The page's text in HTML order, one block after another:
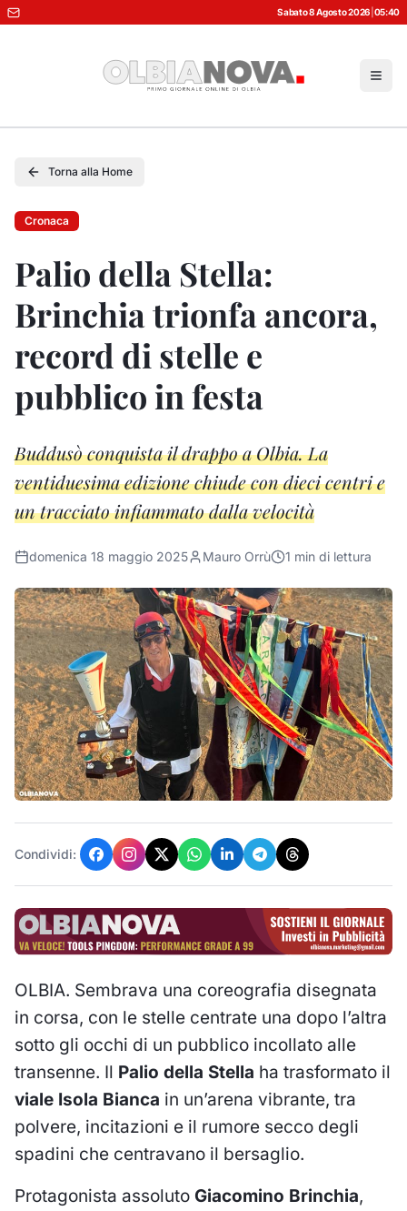
Sabato 8 Agosto 2026 05:40
Torna alla Home
Cronaca
Palio della Stella:
Brinchia trionfa ancora,
record di stelle e
pubblico in festa
Buddusò conquista il drappo a Olbia. La
ventiduesima edizione chiude con dieci centri e
un tracciato infiammato dalla velocità
domenica 18 maggio 2025 Mauro Orrù 1 min di lettura
Condividi:
OLBIA. Sembrava una coreografia disegnata
in corsa, con le stelle centrate una dopo l’altra
sotto gli occhi di un pubblico incollato alle
transenne. Il Palio della Stella ha trasformato il
viale Isola Bianca in un’arena vibrante, tra
polvere, incitazioni e il rumore secco degli
spadini che centravano il bersaglio.
Protagonista assoluto Giacomino Brinchia,